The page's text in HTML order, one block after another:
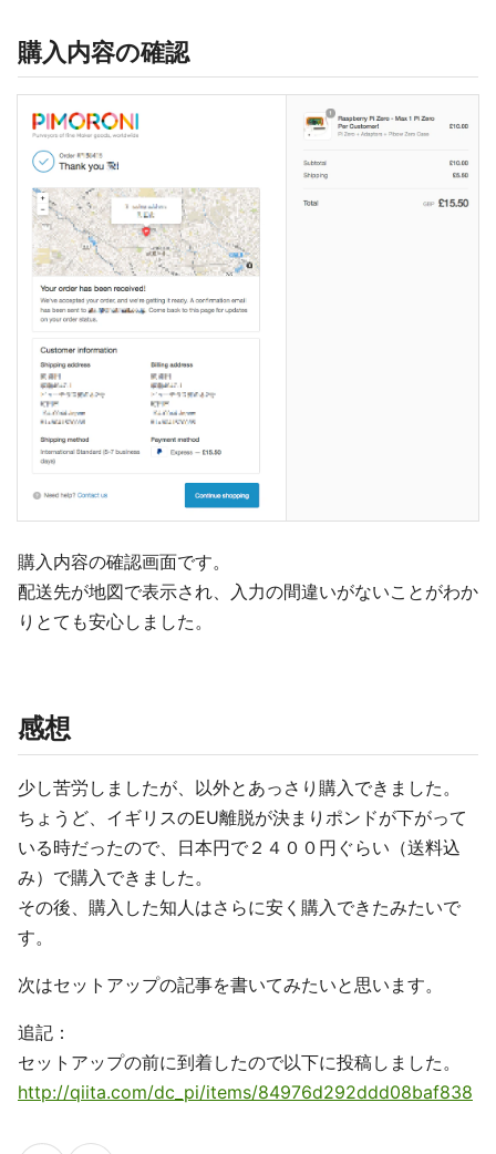
購入内容の確認
購入内容の確認画面です。
配送先が地図で表示され、入力の間違いがないことがわか
りとても安心しました。
感想
少し苦労しましたが、以外とあっさり購入できました。
ちょうど、イギリスのEU離脱が決まりポンドが下がって
いる時だったので、日本円で２４００円ぐらい（送料込
み）で購入できました。
その後、購入した知人はさらに安く購入できたみたいで
す。
次はセットアップの記事を書いてみたいと思います。
追記：
セットアップの前に到着したので以下に投稿しました。
http://qiita.com/dc_pi/items/84976d292ddd08baf838